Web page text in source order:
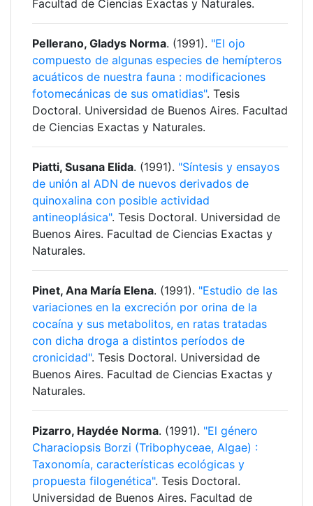
Facultad de Ciencias Exactas y Naturales.
Pellerano, Gladys Norma. (1991). "El ojo
compuesto de algunas especies de hemípteros
acuáticos de nuestra fauna : modificaciones
fotomecánicas de sus omatidias". Tesis
Doctoral. Universidad de Buenos Aires. Facultad
de Ciencias Exactas y Naturales.
Piatti, Susana Elida. (1991). "Síntesis y ensayos
de unión al ADN de nuevos derivados de
quinoxalina con posible actividad
antineoplásica". Tesis Doctoral. Universidad de
Buenos Aires. Facultad de Ciencias Exactas y
Naturales.
Pinet, Ana María Elena. (1991). "Estudio de las
variaciones en la excreción por orina de la
cocaína y sus metabolitos, en ratas tratadas
con dicha droga a distintos períodos de
cronicidad". Tesis Doctoral. Universidad de
Buenos Aires. Facultad de Ciencias Exactas y
Naturales.
Pizarro, Haydée Norma. (1991). "El género
Characiopsis Borzi (Tribophyceae, Algae) :
Taxonomía, características ecológicas y
propuesta filogenética". Tesis Doctoral.
Universidad de Buenos Aires. Facultad de